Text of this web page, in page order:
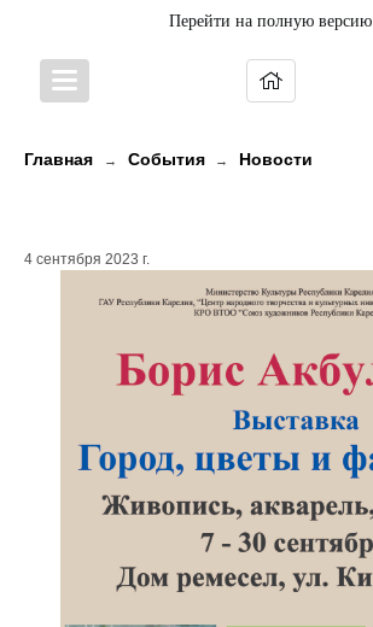
Перейти на полную версию
Главная → События → Новости
4 сентября 2023 г.